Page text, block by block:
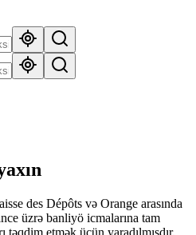
des Dépôts və Orange arasında
üzrə banliyö icmalarına tam
təqdim etmək üçün yaradılmışdır.